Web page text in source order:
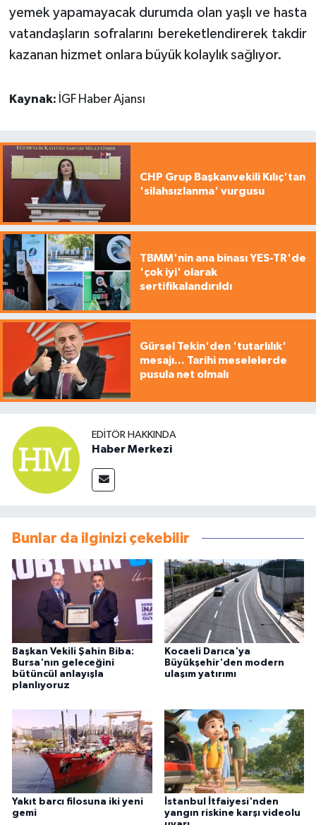
yemek yapamayacak durumda olan yaşlı ve hasta
vatandaşların sofralarını bereketlendirerek takdir
kazanan hizmet onlara büyük kolaylık sağlıyor.
Kaynak: İGF Haber Ajansı
CHP Grup Başkanvekili Kılıç'tan
'silahsızlanma' vurgusu
TBMM'nin ana binası YES-TR'de
'çok iyi' olarak
sertifikalandırıldı
Gürsel Tekin'den 'tutarlılık'
mesajı... Tarihi meselelerde
pusula net olmalı
EDITÖR HAKKINDA
Haber Merkezi
Bunlar da ilginizi çekebilir
Başkan Vekili Şahin Biba:
Bursa'nın geleceğini
bütüncül anlayışla
planlıyoruz
Kocaeli Darıca'ya
Büyükşehir'den modern
ulaşım yatırımı
Yakıt barcı filosuna iki yeni
gemi
İstanbul İtfaiyesi'nden
yangın riskine karşı videolu